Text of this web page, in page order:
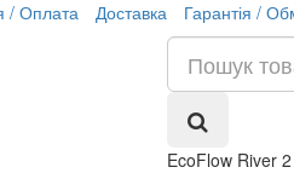
/ Оплата Доставка Гарантія /
EcoFlow River